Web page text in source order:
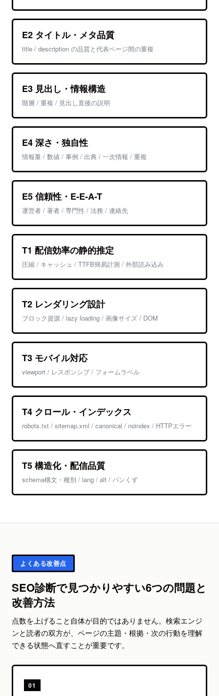
E2 タイトル・メタ品質
title / description の品質と代表ページ間の重複
E3 見出し・情報構造
階層 / 重複 / 見出し直後の説明
E4 深さ・独自性
情報量 / 数値 / 事例 / 出典 / 一次情報 / 重複
E5 信頼性・E-E-A-T
運営者 / 著者 / 専門性 / 法務 / 連絡先
T1 配信効率の静的推定
圧縮 / キャッシュ / TTFB簡易計測 / 外部読み込み
T2 レンダリング設計
ブロック資源 / lazy loading / 画像サイズ / DOM
T3 モバイル対応
viewport / レスポンシブ / フォームラベル
T4 クロール・インデックス
robots.txt / sitemap.xml / canonical / noindex / HTTPエラー
T5 構造化・配信品質
schema構文・種別 / lang / alt / パンくず
よくある改善点
SEO診断で見つかりやすい6つの問題と
改善方法
点数を上げること自体が目的ではありません。検索エンジ
ンと読者の双方が、ページの主題・根拠・次の行動を理解
できる状態へ直すことが重要です。
01